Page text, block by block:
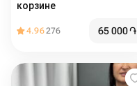
корзине
4.96276 65 000֏